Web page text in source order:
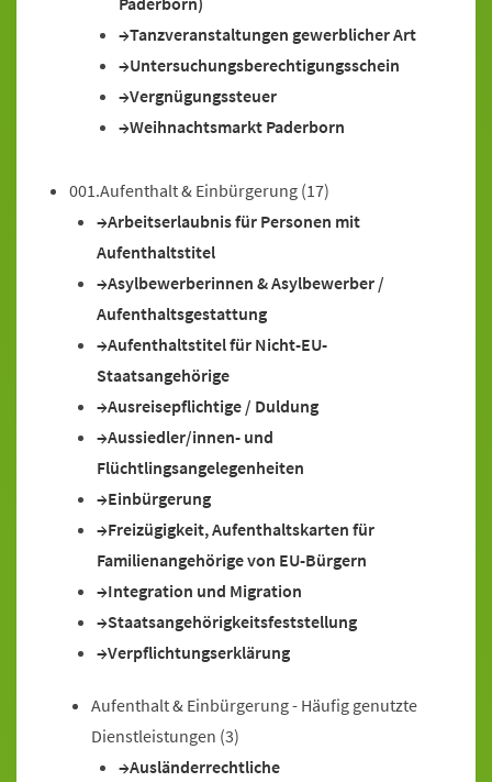
Tanzveranstaltungen gewerblicher Art
Untersuchungsberechtigungsschein
Vergnügungssteuer
Weihnachtsmarkt Paderborn
001.Aufenthalt & Einbürgerung (17)
Arbeitserlaubnis für Personen mit
Aufenthaltstitel
Asylbewerberinnen & Asylbewerber /
Aufenthaltsgestattung
Aufenthaltstitel für Nicht-EU-
Staatsangehörige
Ausreisepflichtige / Duldung
Aussiedler/innen- und
Flüchtlingsangelegenheiten
Einbürgerung
Freizügigkeit, Aufenthaltskarten für
Familienangehörige von EU-Bürgern
Integration und Migration
Staatsangehörigkeitsfeststellung
Verpflichtungserklärung
Aufenthalt & Einbürgerung - Häufig genutzte
Dienstleistungen (3)
Ausländerrechtliche